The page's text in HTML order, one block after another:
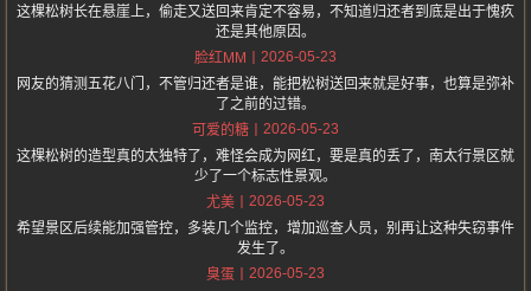
这棵松树长在悬崖上，偷走又送回来肯定不容易，不知道归还者到底是出于愧疚
还是其他原因。
脸红MM
2026-05-23
网友的猜测五花八门，不管归还者是谁，能把松树送回来就是好事，也算是弥补
了之前的过错。
可爱的糖
2026-05-23
这棵松树的造型真的太独特了，难怪会成为网红，要是真的丢了，南太行景区就
少了一个标志性景观。
尤美
2026-05-23
希望景区后续能加强管控，多装几个监控，增加巡查人员，别再让这种失窃事件
发生了。
臭蛋
2026-05-23